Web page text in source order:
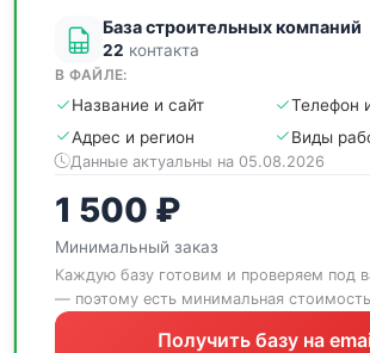
База строительных компаний
22 контакта
В ФАЙЛЕ:
Название и сайт
Телефон
Адрес и регион
Виды
Данные актуальны на 05.08.2026
1 500 ₽
Минимальный заказ
Каждую базу готовим и проверяем под
— поэтому есть минимальная
Получить базу на